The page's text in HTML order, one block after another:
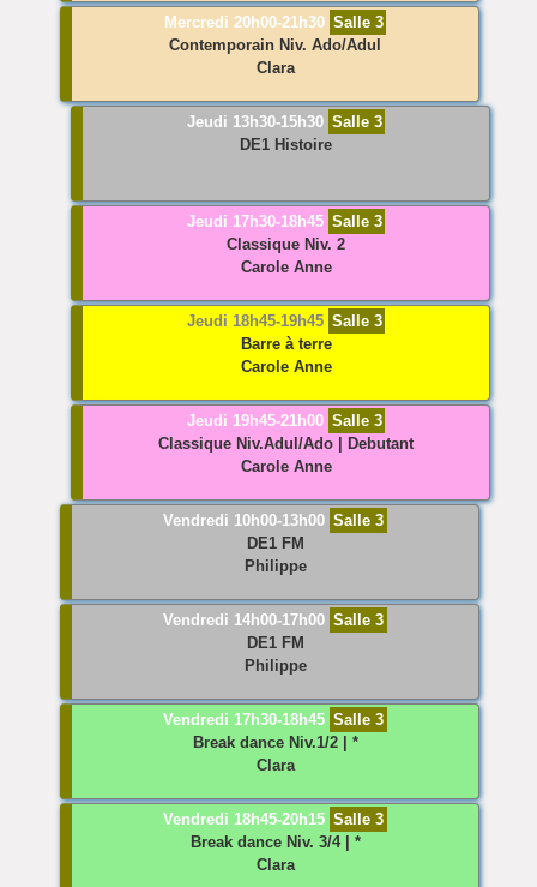
Mercredi 20h00-21h30 Salle 3
Contemporain Niv. Ado/Adul
Clara
Jeudi 13h30-15h30 Salle 3
DE1 Histoire
Jeudi 17h30-18h45 Salle 3
Classique Niv. 2
Carole Anne
Jeudi 18h45-19h45 Salle 3
Barre à terre
Carole Anne
Jeudi 19h45-21h00 Salle 3
Classique Niv.Adul/Ado | Debutant
Carole Anne
Vendredi 10h00-13h00 Salle 3
DE1 FM
Philippe
Vendredi 14h00-17h00 Salle 3
DE1 FM
Philippe
Vendredi 17h30-18h45 Salle 3
Break danceNiv.1/2 | *
Clara
Vendredi 18h45-20h15 Salle 3
Break danceNiv. 3/4 | *
Clara